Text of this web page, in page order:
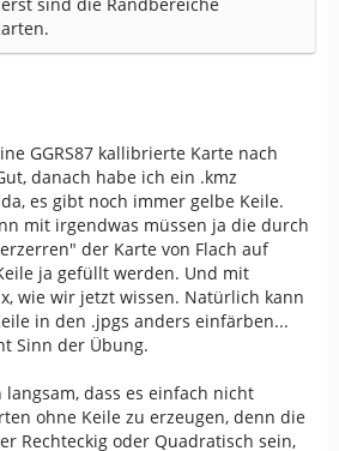
GGRS87 kallibrierte Karte nach
danach habe ich ein .kmz
es gibt noch immer gelbe Keile.
mit irgendwas müssen ja die durch
der Karte von Flach auf
ja gefüllt werden. Und mit
wie wir jetzt wissen. Natürlich kann
in den .jpgs anders einfärben...
Sinn der Übung.
dass es einfach nicht
ohne Keile zu erzeugen, denn die
Rechteckig oder Quadratisch sein,